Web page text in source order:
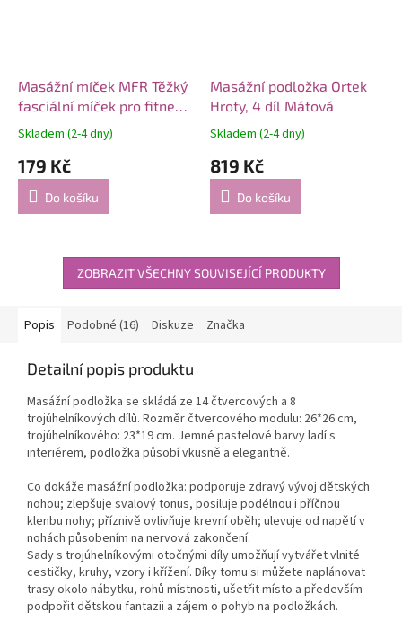
Masážní míček MFR Těžký
fasciální míček pro fitness
a jógu
Skladem (2-4 dny)
179 Kč
Do košíku
Masážní podložka Ortek
Hroty, 4 díl Mátová
Skladem (2-4 dny)
819 Kč
Do košíku
ZOBRAZIT VŠECHNY SOUVISEJÍCÍ PRODUKTY
Popis Podobné (16) Diskuze Značka
Detailní popis produktu
Masážní podložka se skládá ze 14 čtvercových a 8
trojúhelníkových dílů. Rozměr čtvercového modulu: 26*26 cm,
trojúhelníkového: 23*19 cm. Jemné pastelové barvy ladí s
interiérem, podložka působí vkusně a elegantně.
Co dokáže masážní podložka: podporuje zdravý vývoj dětských
nohou; zlepšuje svalový tonus, posiluje podélnou i příčnou
klenbu nohy; příznivě ovlivňuje krevní oběh; ulevuje od napětí v
nohách působením na nervová zakončení.
Sady s trojúhelníkovými otočnými díly umožňují vytvářet vlnité
cestičky, kruhy, vzory i křížení. Díky tomu si můžete naplánovat
trasy okolo nábytku, rohů místnosti, ušetřit místo a především
podpořit dětskou fantazii a zájem o pohyb na podložkách.